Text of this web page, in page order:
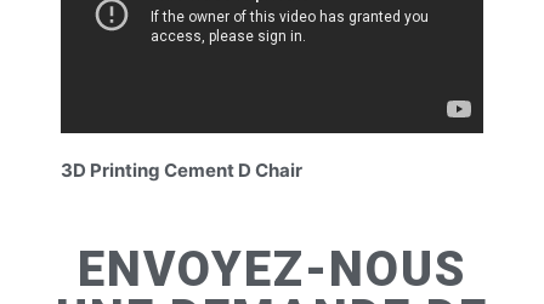
3D Printing Cement D Chair
ENVOYEZ-NOUS